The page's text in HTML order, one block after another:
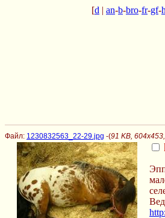
[d | an-b-bro-fr-gf-
Файл: 1230832563_22-29.jpg -(91 KB,